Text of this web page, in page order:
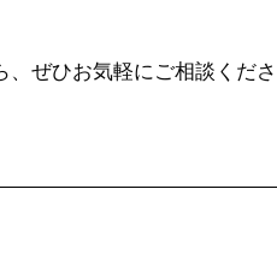
ぜひお気軽にご相談くださ